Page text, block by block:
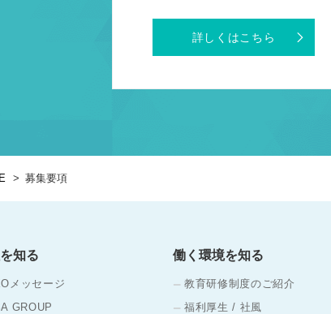
詳しくはこちら
募集要項
知る
メッセージ
GROUP
働く環境を知る
教育研修制度のご紹介
福利厚生 / 社風